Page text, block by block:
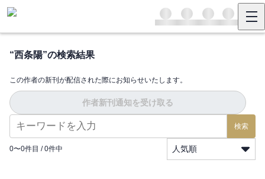
“西条陽”の検索結果
この作者の新刊が配信された際にお知らせいたします。
作者新刊通知を受け取る
検索
0〜0件目 / 0件中 人気順